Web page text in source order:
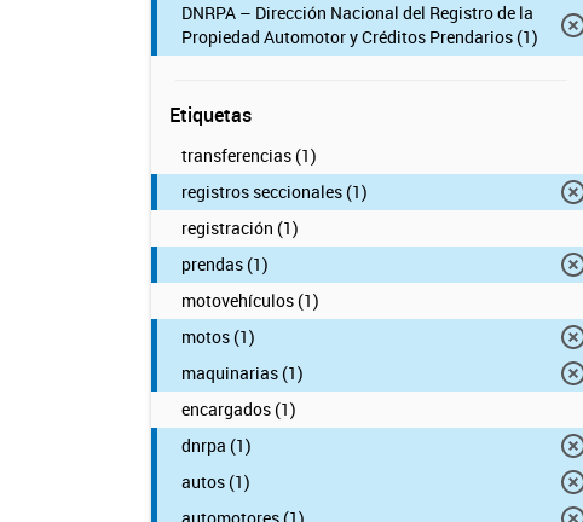
DNRPA – Dirección Nacional del Registro de la
Propiedad Automotor y Créditos Prendarios (1)
Etiquetas
transferencias (1)
registros seccionales (1)
registración (1)
prendas (1)
motovehículos (1)
motos (1)
maquinarias (1)
encargados (1)
dnrpa (1)
autos (1)